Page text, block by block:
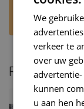
Recent
We
verkeer te
over uw
kunnen
u aan hen